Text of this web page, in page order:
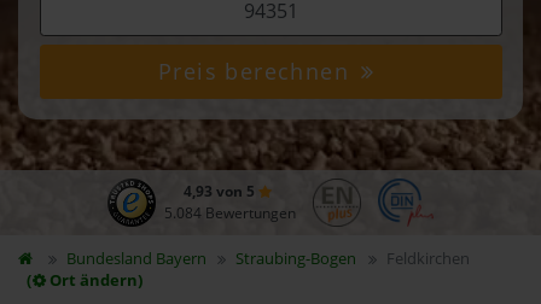
Preis berechnen
4,93 von 5
5.084 Bewertungen
Bundesland Bayern Straubing-Bogen
Feldkirchen
(
Ort ändern)